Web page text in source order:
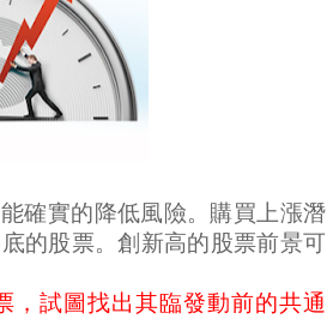
確實的降低風險。購買上漲潛
的股票。創新高的股票前景可
，試圖找出其臨發動前的共通